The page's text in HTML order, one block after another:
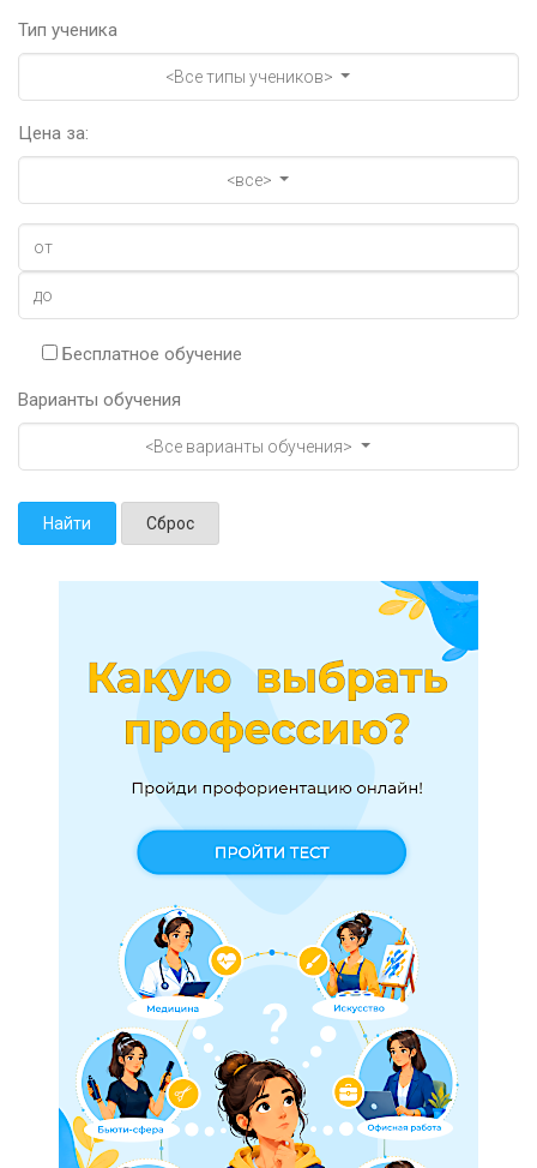
Тип ученика
<Все типы учеников>
Цена за:
<все>
Бесплатное обучение
Варианты обучения
<Все варианты обучения>
Найти Сброс